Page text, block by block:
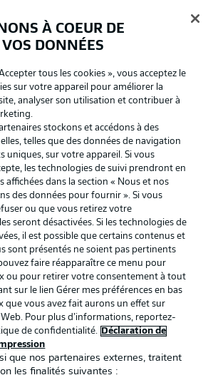
Conditions d’utilisation des
Gérer mes préférences
Diffuseurs
Contact
Joueurs
À COEUR DE
VOS DONNÉES
tous les cookies », vous acceptez le
sur votre appareil pour améliorer la
analyser son utilisation et contribuer à
stockons et accédons à des
telles que des données de navigation
uniques, sur votre appareil. Si vous
les technologies de suivi prendront en
affichées dans la section « Nous et nos
des données pour fournir ». Si vous
ou que vous retirez votre
seront désactivées. Si les technologies de
il est possible que certains contenus et
sont présentés ne soient pas pertinents
faire réapparaître ce menu pour
ou pour retirer votre consentement à tout
sur le lien Gérer mes préférences en bas
que vous avez fait aurons un effet sur
Pour plus d’informations, reportez-
de confidentialité.
Déclaration de
que nos partenaires externes, traitent
les finalités suivantes :